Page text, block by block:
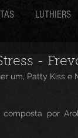
LUTHIERS
-
um, Patty Kiss e
composta por